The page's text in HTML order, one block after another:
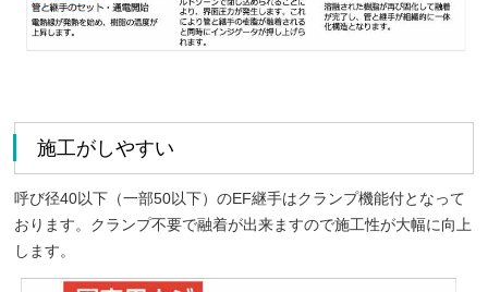
施工がしやすい
呼び径40以下（一部50以下）のEF継手はクランプ機能付となって
おります。クランプ不要で融着が出来ますので施工性が大幅に向上
します。